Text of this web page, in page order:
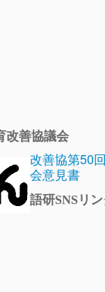
改善協議会
改善協第50
会意見書
語研SNSリ